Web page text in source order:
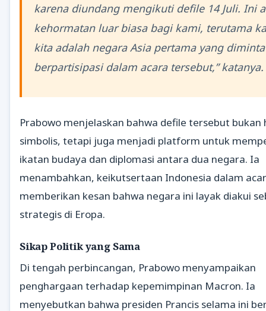
karena diundang mengikuti defile 14 Juli. Ini
kehormatan luar biasa bagi kami, terutama
kita adalah negara Asia pertama yang diminta
berpartisipasi dalam acara tersebut,” katanya.
Prabowo menjelaskan bahwa defile tersebut bukan
simbolis, tetapi juga menjadi platform untuk
ikatan budaya dan diplomasi antara dua negara. Ia
menambahkan, keikutsertaan Indonesia dalam
memberikan kesan bahwa negara ini layak diakui
strategis di Eropa.
Sikap Politik yang Sama
Di tengah perbincangan, Prabowo menyampaikan
penghargaan terhadap kepemimpinan Macron. Ia
menyebutkan bahwa presiden Prancis selama ini